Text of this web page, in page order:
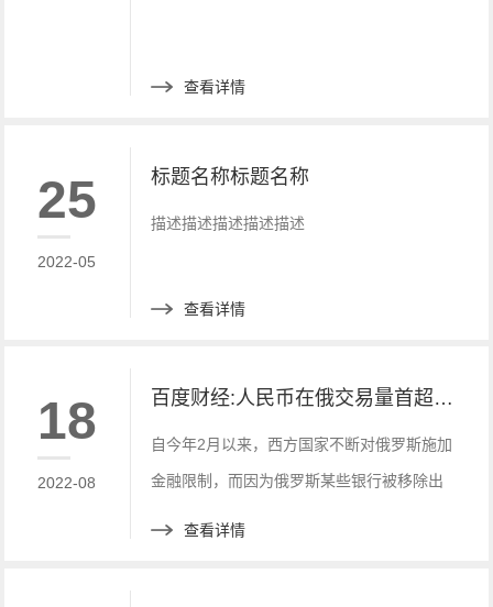
查看详情
25
2022-05
标题名称标题名称
描述描述描述描述描述
查看详情
18
2022-08
百度财经:人民币在俄交易量首超美元！
自今年2月以来，西方国家不断对俄罗斯施加
金融限制，而因为俄罗斯某些银行被移除出
查看详情